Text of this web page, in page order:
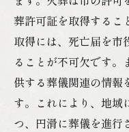
葬許可証を取得するこ
取得には、死亡届を市
ることが不可欠です
供する葬儀関連の情報
す。これにより、地域
つ、円滑に葬儀を進行